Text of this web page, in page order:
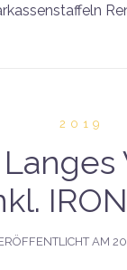
2019
AM